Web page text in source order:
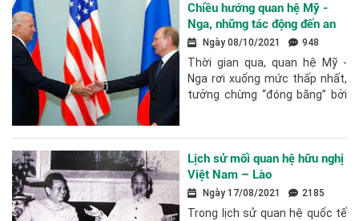
Chiều hướng quan hệ Mỹ -
Nga, những tác động đến an
ninh khu vực
Ngày 08/10/2021 948
Thời gian qua, quan hệ Mỹ -
Nga rơi xuống mức thấp nhất,
tưởng chừng “đóng băng” bởi
ngoại...
Lịch sử mối quan hệ hữu nghị
Việt Nam – Lào
Ngày 17/08/2021 2185
Trong lịch sử quan hệ quốc tế